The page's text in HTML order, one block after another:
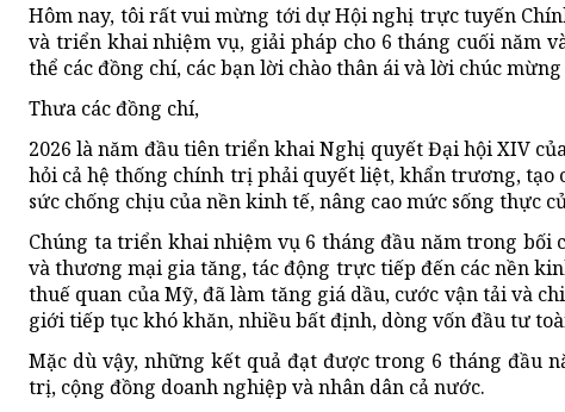
Hôm nay, tôi rất vui mừng tới dự Hội nghị trực tuyến
và triển khai nhiệm vụ, giải pháp cho 6 tháng cuối năm
thể các đồng chí, các bạn lời chào thân ái và lời chúc
Thưa các đồng chí,
2026 là năm đầu tiên triển khai Nghị quyết Đại hội XIV
hỏi cả hệ thống chính trị phải quyết liệt, khẩn trương,
sức chống chịu của nền kinh tế, nâng cao mức sống thực
Chúng ta triển khai nhiệm vụ 6 tháng đầu năm trong
và thương mại gia tăng, tác động trực tiếp đến các nền
thuế quan của Mỹ, đã làm tăng giá dầu, cước vận tải và
giới tiếp tục khó khăn, nhiều bất định, dòng vốn đầu tư
Mặc dù vậy, những kết quả đạt được trong 6 tháng đầu
trị, cộng đồng doanh nghiệp và nhân dân cả nước.